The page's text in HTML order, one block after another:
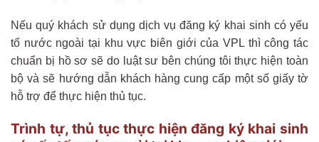
Nếu quý khách sử dụng dịch vụ đăng ký khai sinh có yếu
tố nước ngoài tại khu vực biên giới của VPL thì công tác
chuẩn bị hồ sơ sẽ do luật sư bên chúng tôi thực hiện toàn
bộ và sẽ hướng dẫn khách hàng cung cấp một số giấy tờ
hỗ trợ để thực hiện thủ tục.
Trình tự, thủ tục thực hiện đăng ký khai sinh